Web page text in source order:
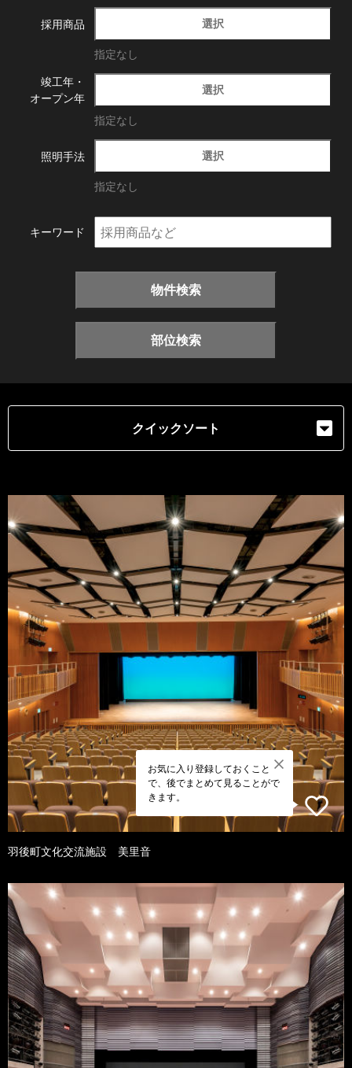
採用商品 選択
指定なし
竣工年・
オープン年
選択
指定なし
照明手法 選択
指定なし
キーワード
物件検索
部位検索
クイックソート
お気に入り登録しておくこと
で、後でまとめて見ることがで
きます。
羽後町文化交流施設 美里音